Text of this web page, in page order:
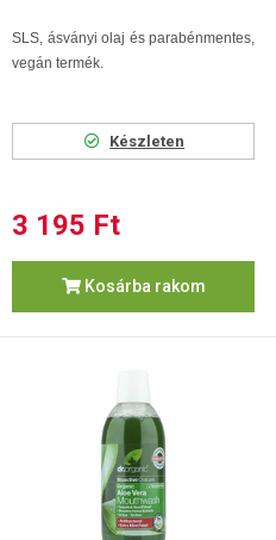
SLS, ásványi olaj és parabénmentes,
vegán termék.
Készleten
3 195 Ft
Kosárba rakom